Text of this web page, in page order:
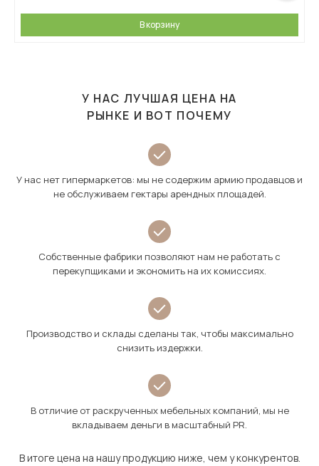
В корзину
У НАС ЛУЧШАЯ ЦЕНА НА
РЫНКЕ И ВОТ ПОЧЕМУ
У нас нет гипермаркетов: мы не содержим армию продавцов и
не обслуживаем гектары арендных площадей.
Собственные фабрики позволяют нам не работать с
перекупщиками и экономить на их комиссиях.
Производство и склады сделаны так, чтобы максимально
снизить издержки.
В отличие от раскрученных мебельных компаний, мы не
вкладываем деньги в масштабный PR.
В итоге цена на нашу продукцию ниже, чем у конкурентов.